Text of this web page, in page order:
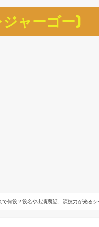
ジャーゴー)
で何役？役名や出演裏話、演技力が光るシ